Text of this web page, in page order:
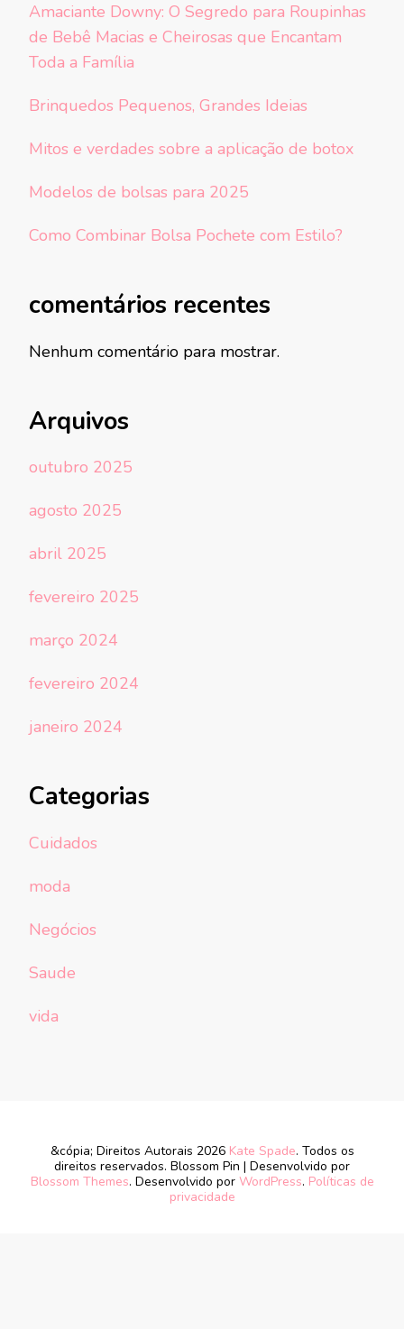
Amaciante Downy: O Segredo para Roupinhas
de Bebê Macias e Cheirosas que Encantam
Toda a Família
Brinquedos Pequenos, Grandes Ideias
Mitos e verdades sobre a aplicação de botox
Modelos de bolsas para 2025
Como Combinar Bolsa Pochete com Estilo?
comentários recentes
Nenhum comentário para mostrar.
Arquivos
outubro 2025
agosto 2025
abril 2025
fevereiro 2025
março 2024
fevereiro 2024
janeiro 2024
Categorias
Cuidados
moda
Negócios
Saude
vida
&cópia; Direitos Autorais 2026 Kate Spade. Todos os
direitos reservados. Blossom Pin | Desenvolvido por
Blossom Themes. Desenvolvido por WordPress. Políticas de
privacidade